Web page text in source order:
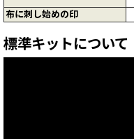
布に刺し始めの印
標準キットについて